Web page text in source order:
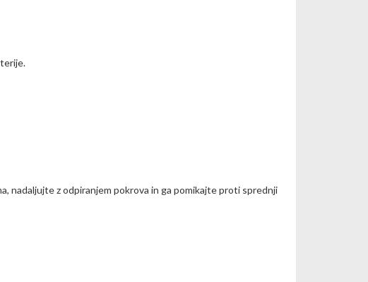
nadaljujte z odpiranjem pokrova in ga pomikajte proti sprednji